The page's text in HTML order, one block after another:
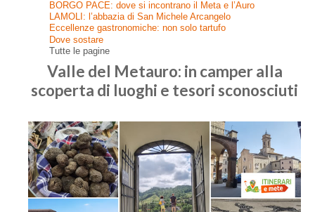
BORGO PACE: dove si incontrano il Meta e l’Auro
LAMOLI: l’abbazia di San Michele Arcangelo
Eccellenze gastronomiche: non solo tartufo
Dove sostare
Tutte le pagine
Valle del Metauro: in camper alla
scoperta di luoghi e tesori sconosciuti